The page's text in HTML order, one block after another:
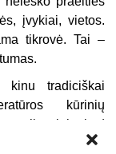
įvykiai, vietos.
tikrovė. Tai –
kinu tradiciškai
kūrinių
teigia, kad